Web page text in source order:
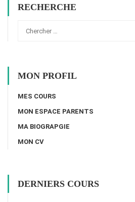
RECHERCHE
MON PROFIL
MES COURS
MON ESPACE PARENTS
MA BIOGRAPGIE
MON CV
DERNIERS COURS